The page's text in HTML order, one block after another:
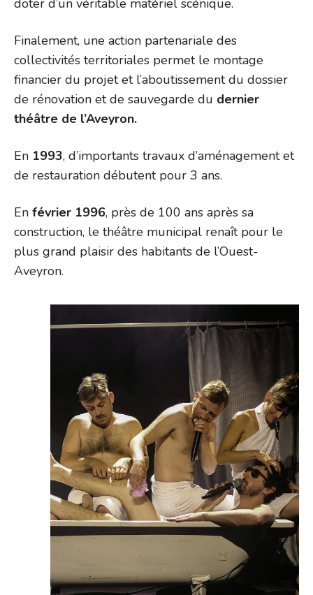
Finalement, une action partenariale des
collectivités territoriales permet le montage
financier du projet et l’aboutissement du dossier
de rénovation et de sauvegarde du dernier
théâtre de l’Aveyron.
En 1993, d’importants travaux d’aménagement et
de restauration débutent pour 3 ans.
En février 1996, près de 100 ans après sa
construction, le théâtre municipal renaît pour le
plus grand plaisir des habitants de l’Ouest-
Aveyron.